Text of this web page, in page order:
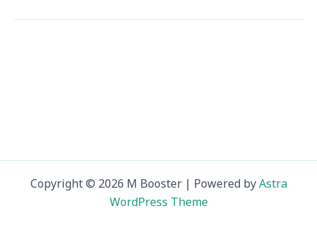
Copyright © 2026 M Booster | Powered byAstra
WordPress Theme